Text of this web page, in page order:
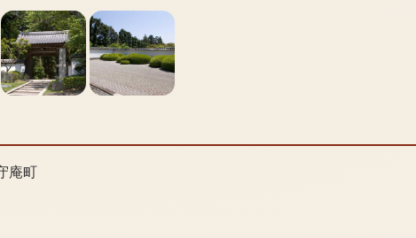
庵町